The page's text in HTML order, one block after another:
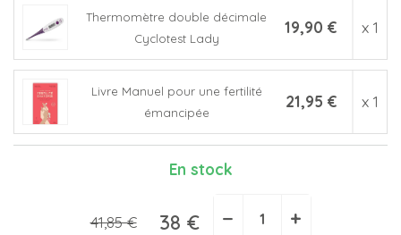
(1 avis)
Thermomètre double décimale
Cyclotest Lady
19,90 € x 1
Livre Manuel pour une fertilité
émancipée
21,95 € x 1
En stock
41,85 € 38 € − +